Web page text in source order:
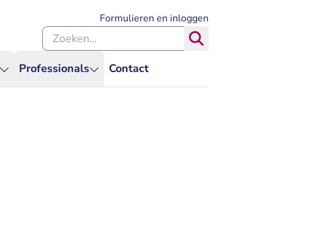
Professionals Contact
Formulieren en inloggen
Zoeken binnen de Rechtspraak